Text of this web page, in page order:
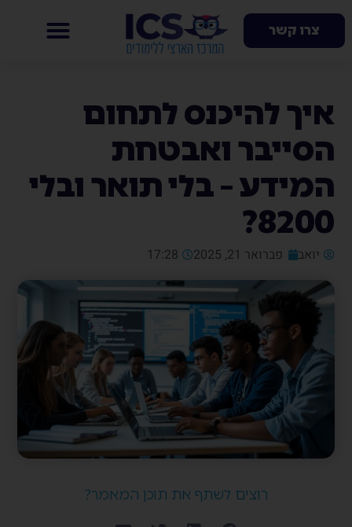
צרו קשר
איך להיכנס לתחום
הסייבר ואבטחת
המידע – בלי תואר ובלי
8200?
יואב פברואר 21, 2025 17:28
רוצים לשתף את תוכן המאמר?